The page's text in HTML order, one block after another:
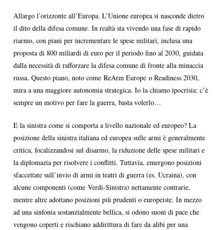
Allargo l’orizzonte all’Europa. L’Unione europea si nasconde dietro
il dito della difesa comune. In realtà sta vivendo una fase di rapido
riarmo, con piani per incrementare le spese militari, inclusa una
proposta di 800 miliardi di euro per il periodo fino al 2030, guidata
dalla necessità di rafforzare la difesa comune di fronte alla minaccia
russa. Questo piano, noto come ReArm Europe o Readiness 2030,
mira a una maggiore autonomia strategica. Io la chiamo ipocrisia: c’è
sempre un motivo per fare la guerra, basta volerlo…
E la sinistra come si comporta a livello nazionale ed europeo? La
posizione della sinistra italiana ed europea sulle armi è generalmente
critica, focalizzandosi sul disarmo, la riduzione delle spese militari e
la diplomazia per risolvere i conflitti. Tuttavia, emergono posizioni
sfaccettate sull’invio di armi in teatri di guerra (es. Ucraina), con
alcune componenti (come Verdi-Sinistra) nettamente contrarie,
mentre altre adottano posizioni più prudenti o europeiste. In mezzo
ad una sinfonia sostanzialmente bellica, si odono suoni di pace che
vengono coperti e rischiano addirittura di fare da alibi per una